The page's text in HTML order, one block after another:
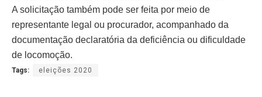
A solicitação também pode ser feita por meio de
representante legal ou procurador, acompanhado da
documentação declaratória da deficiência ou dificuldade
de locomoção.
Tags: eleições 2020